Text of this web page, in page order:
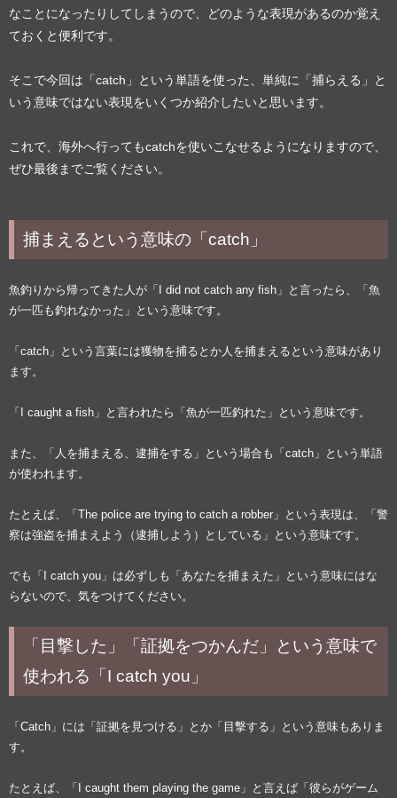
なことになったりしてしまうので、どのような表現があるのか覚え
ておくと便利です。
そこで今回は「catch」という単語を使った、単純に「捕らえる」と
いう意味ではない表現をいくつか紹介したいと思います。
これで、海外へ行ってもcatchを使いこなせるようになりますので、
ぜひ最後までご覧ください。
捕まえるという意味の「catch」
魚釣りから帰ってきた人が「I did not catch any fish」と言ったら、「魚
が一匹も釣れなかった」という意味です。
「catch」という言葉には獲物を捕るとか人を捕まえるという意味があり
ます。
「I caught a fish」と言われたら「魚が一匹釣れた」という意味です。
また、「人を捕まえる、逮捕をする」という場合も「catch」という単語
が使われます。
たとえば、「The police are trying to catch a robber」という表現は、「警
察は強盗を捕まえよう（逮捕しよう）としている」という意味です。
でも「I catch you」は必ずしも「あなたを捕まえた」という意味にはな
らないので、気をつけてください。
「目撃した」「証拠をつかんだ」という意味で
使われる「I catch you」
「Catch」には「証拠を見つける」とか「目撃する」という意味もありま
す。
たとえば、「I caught them playing the game」と言えば「彼らがゲーム